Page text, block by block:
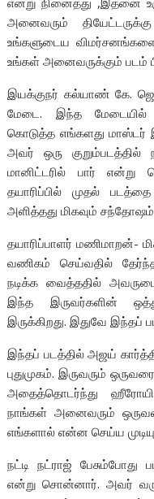
அனைவரும்
உங்களுடைய
உங்கள் அனைவருக்கும் படம்
இயக்குநர் கல்யாண் கே.
மேடை. இந்த மேடையில்
கொடுத்த எங்களது மாஸ்டர்
அவர் ஒரு
மானிட்டரில் பார்
தயாரிப்பில் முதல்
அளித்தது மிகவும்
தயாரிப்பாளர் மணிமாறன்-
வணிகம் செய்வதில்
நடிக்க வைத்ததில்
இந்த இருவர்களின்
இருக்கிறது. இதுவே இந்தப்
இந்தப் படத்தில் அஜய்
புதுமுகம். இருவரும்
அதைத்தொடர்ந்து
நாங்கள் அனைவரும்
எங்களால் என்ன செய்ய
நட்டி நட்ராஜ் பேசும்போது
என்று சொன்னார். அவர்